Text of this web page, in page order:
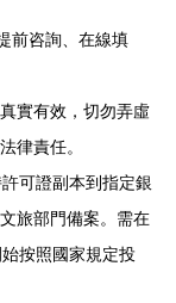
前咨詢、在線填
實有效，切勿弄虛
律責任。
可證副本到指定銀
旅部門備案。需在
按照國家規定投